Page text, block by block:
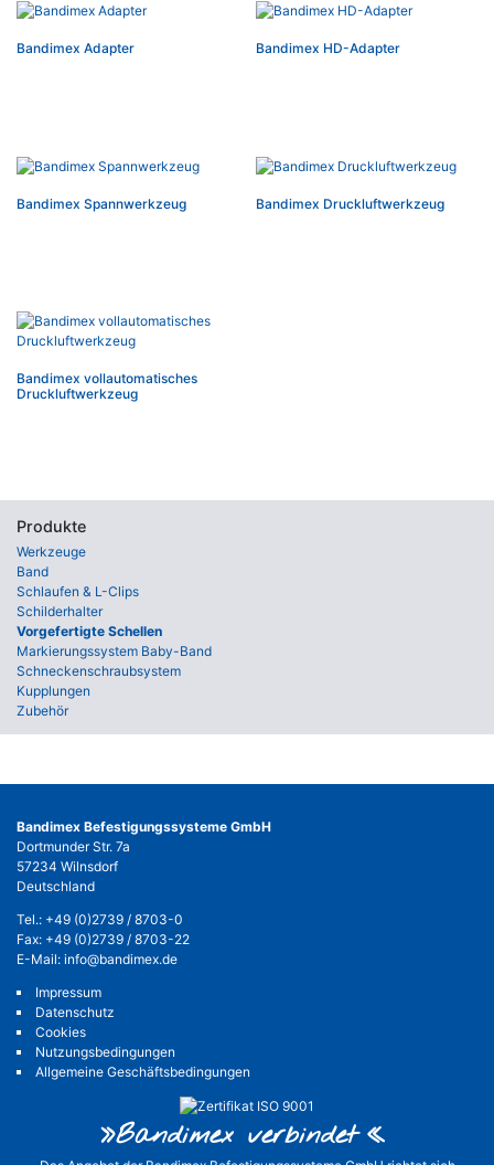
Bandimex Adapter Bandimex HD-Adapter
Bandimex Spannwerkzeug Bandimex Druckluftwerkzeug
Bandimex vollautomatisches
Druckluftwerkzeug
Produkte
Werkzeuge
Band
Schlaufen & L-Clips
Schilderhalter
Vorgefertigte Schellen
Markierungssystem Baby-Band
Schneckenschraubsystem
Kupplungen
Zubehör
Bandimex Befestigungssysteme GmbH
Dortmunder Str. 7a
57234 Wilnsdorf
Deutschland
Tel.: +49 (0)2739 / 8703-0
Fax: +49 (0)2739 / 8703-22
E-Mail: info@bandimex.de
Impressum
Datenschutz
Cookies
Nutzungsbedingungen
Allgemeine Geschäftsbedingungen
»Bandimex verbindet«